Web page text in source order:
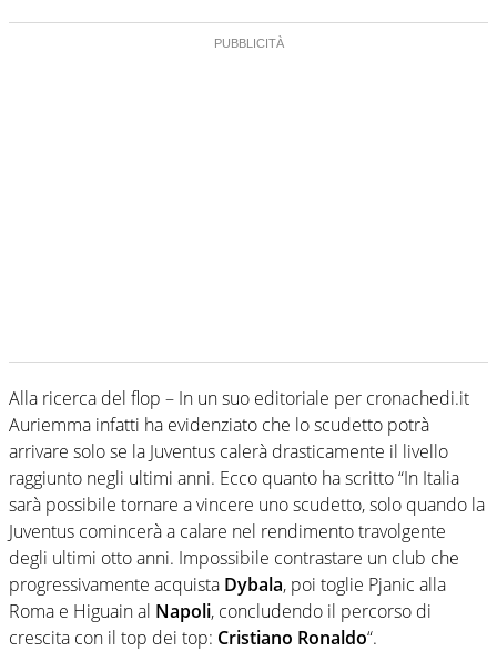
Alla ricerca del flop – In un suo editoriale per cronachedi.it
Auriemma infatti ha evidenziato che lo scudetto potrà
arrivare solo se la Juventus calerà drasticamente il livello
raggiunto negli ultimi anni. Ecco quanto ha scritto “In Italia
sarà possibile tornare a vincere uno scudetto, solo quando la
Juventus comincerà a calare nel rendimento travolgente
degli ultimi otto anni. Impossibile contrastare un club che
progressivamente acquista Dybala, poi toglie Pjanic alla
Roma e Higuain al Napoli, concludendo il percorso di
crescita con il top dei top: Cristiano Ronaldo“.